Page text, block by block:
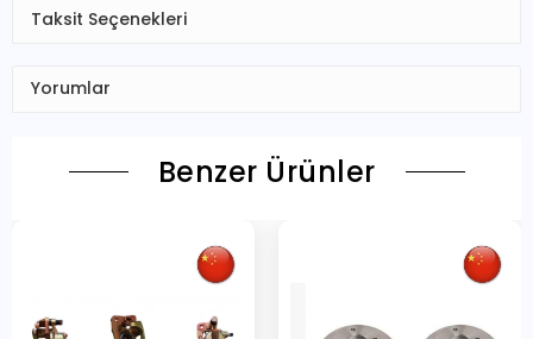
Taksit Seçenekleri
Yorumlar
Benzer Ürünler